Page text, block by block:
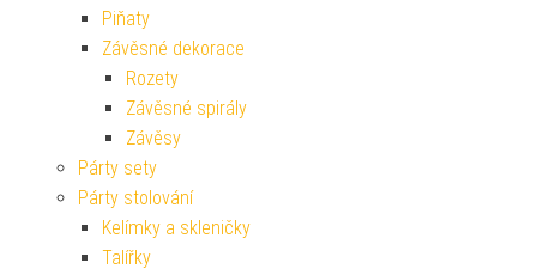
Piňaty
Závěsné dekorace
Rozety
Závěsné spirály
Závěsy
Párty sety
Párty stolování
Kelímky a skleničky
Talířky